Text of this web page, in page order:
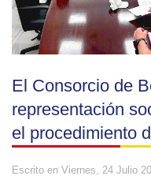
El Consorcio de
representación
el procedimiento
Escrito en Viernes, 24 Julio